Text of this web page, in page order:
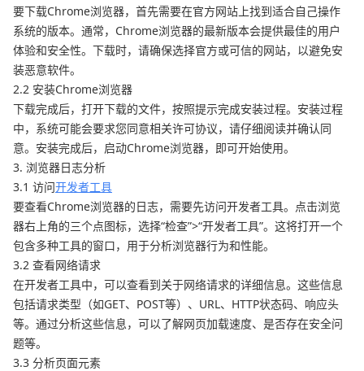
要下载Chrome浏览器，首先需要在官方网站上找到适合自己操作
系统的版本。通常，Chrome浏览器的最新版本会提供最佳的用户
体验和安全性。下载时，请确保选择官方或可信的网站，以避免安
装恶意软件。
2.2 安装Chrome浏览器
下载完成后，打开下载的文件，按照提示完成安装过程。安装过程
中，系统可能会要求您同意相关许可协议，请仔细阅读并确认同
意。安装完成后，启动Chrome浏览器，即可开始使用。
3. 浏览器日志分析
3.1 访问开发者工具
要查看Chrome浏览器的日志，需要先访问开发者工具。点击浏览
器右上角的三个点图标，选择“检查”>“开发者工具”。这将打开一个
包含多种工具的窗口，用于分析浏览器行为和性能。
3.2 查看网络请求
在开发者工具中，可以查看到关于网络请求的详细信息。这些信息
包括请求类型（如GET、POST等）、URL、HTTP状态码、响应头
等。通过分析这些信息，可以了解网页加载速度、是否存在安全问
题等。
3.3 分析页面元素